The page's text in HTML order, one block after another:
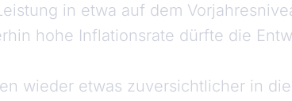
in etwa auf dem
hohe Inflationsrate dürfte die
wieder etwas zuversichtlicher in